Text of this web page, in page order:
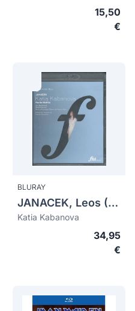
15,50
€
BLURAY
JANACEK, Leos (1854-1928)
Katia Kabanova
34,95
€